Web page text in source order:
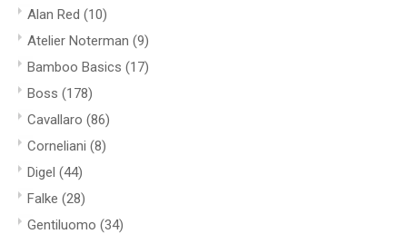
Alan Red (10)
Atelier Noterman (9)
Bamboo Basics (17)
Boss (178)
Cavallaro (86)
Corneliani (8)
Digel (44)
Falke (28)
Gentiluomo (34)